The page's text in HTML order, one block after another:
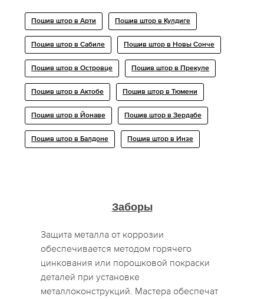
Пошив штор в Арти Пошив штор в Кулдиге
Пошив штор в Сабиле Пошив штор в Новы Сонче
Пошив штор в Островце Пошив штор в Прекуле
Пошив штор в Актобе Пошив штор в Тюмени
Пошив штор в Йонаве Пошив штор в Зердабе
Пошив штор в Балдоне Пошив штор в Инзе
Заборы
Защита металла от коррозии
обеспечивается методом горячего
цинкования или порошковой покраски
деталей при установке
металлоконструкций. Мастера обеспечат